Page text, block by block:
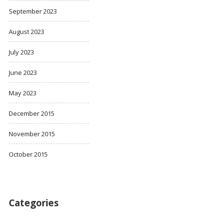
September 2023
August 2023
July 2023
June 2023
May 2023
December 2015
November 2015
October 2015
Categories